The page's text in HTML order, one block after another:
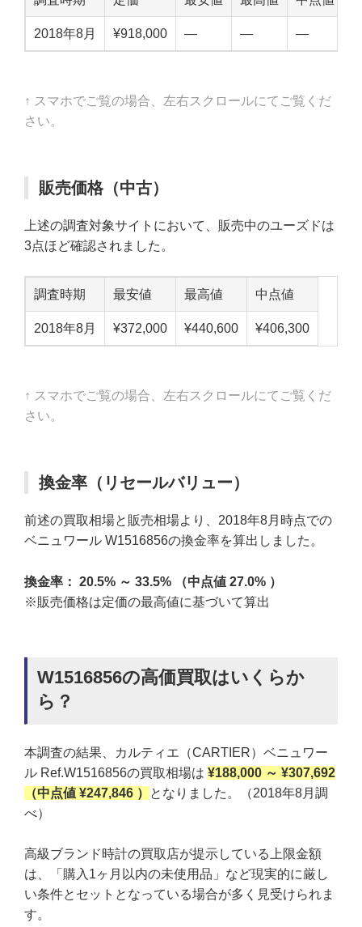
2018年8月 ¥918,000 — — —
↑ スマホでご覧の場合、左右スクロールにてご覧くだ
さい。
販売価格（中古）
上述の調査対象サイトにおいて、販売中のユーズドは
3点ほど確認されました。
調査時期 最安値 最高値 中点値
2018年8月 ¥372,000 ¥440,600 ¥406,300
↑ スマホでご覧の場合、左右スクロールにてご覧くだ
さい。
換金率（リセールバリュー）
前述の買取相場と販売相場より、2018年8月時点での
ベニュワール W1516856の換金率を算出しました。
換金率： 20.5% ～ 33.5% （中点値 27.0% ）
※販売価格は定価の最高値に基づいて算出
W1516856の高価買取はいくらか
ら？
本調査の結果、カルティエ（CARTIER）ベニュワー
ル Ref.W1516856の買取相場は ¥188,000 ～ ¥307,692
（中点値 ¥247,846 ）
となりました。（2018年8月調
べ）
高級ブランド時計の買取店が提示している上限金額
は、「購入1ヶ月以内の未使用品」など現実的に厳し
い条件とセットとなっている場合が多く見受けられま
す。